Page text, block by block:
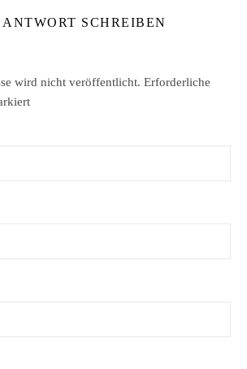
SCHREIBEN
wird nicht veröffentlicht. Erforderliche